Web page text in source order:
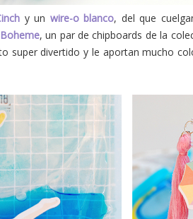
y un wire-o blanco, del que
, un par de chipboards de la
super divertido y le aportan mucho